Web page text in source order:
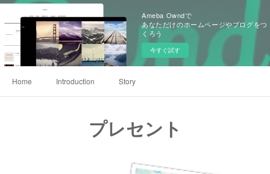
Ameba Owndで
あなただけのホームページやブログをつ
くろう
今すぐ試す
Home Introduction Story
プレセント